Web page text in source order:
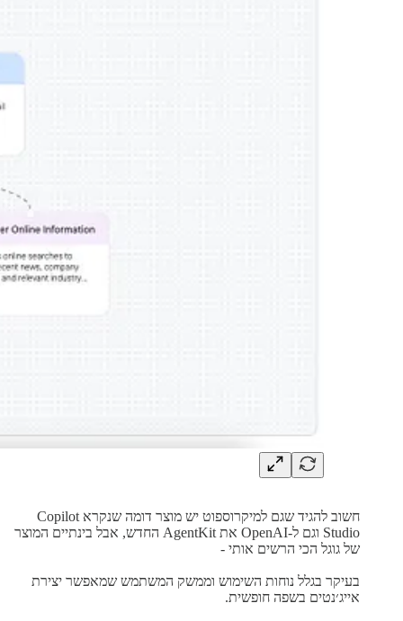
חשוב להגיד שגם למיקרוספוט יש מוצר דומה שנקרא Copilot
Studio וגם ל-OpenAI את AgentKit החדש, אבל בינתיים המוצר
של גוגל הכי הרשים אותי -
בעיקר בגלל נוחות השימוש וממשק המשתמש שמאפשר יצירת
אייג׳נטים בשפה חופשית.